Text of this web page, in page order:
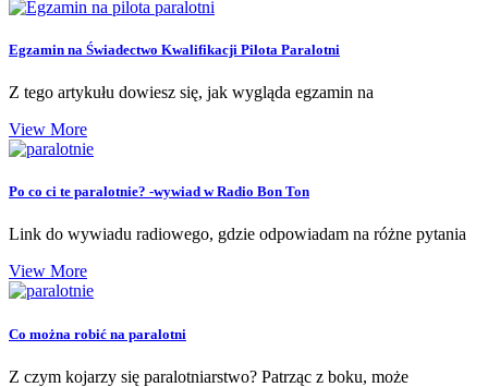
Egzamin na Świadectwo Kwalifikacji Pilota Paralotni
Z tego artykułu dowiesz się, jak wygląda egzamin na
View More
Po co ci te paralotnie? -wywiad w Radio Bon Ton
Link do wywiadu radiowego, gdzie odpowiadam na różne pytania
View More
Co można robić na paralotni
Z czym kojarzy się paralotniarstwo? Patrząc z boku, może